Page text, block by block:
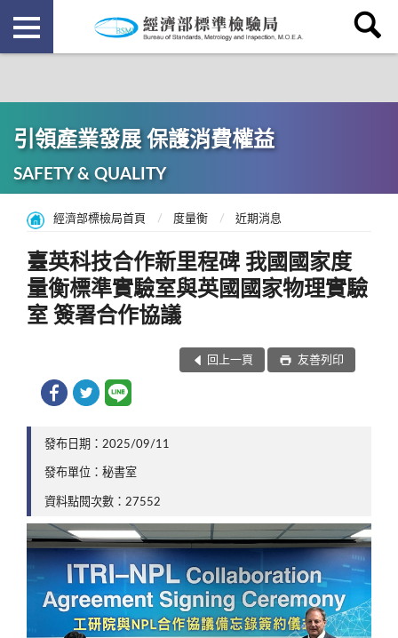
引領產業發展 保護消費權益
SAFETY & QUALITY
經濟部標檢局首頁 度量衡 近期消息
臺英科技合作新里程碑 我國國家度
量衡標準實驗室與英國國家物理實驗
室 簽署合作協議
回上一頁 友善列印
發布日期：2025/09/11
發布單位：秘書室
資料點閱次數：27552